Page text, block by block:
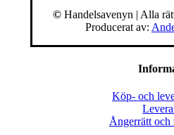
© Handelsavenyn | Alla
Producerat av:
Köp- och
Ångerrätt och